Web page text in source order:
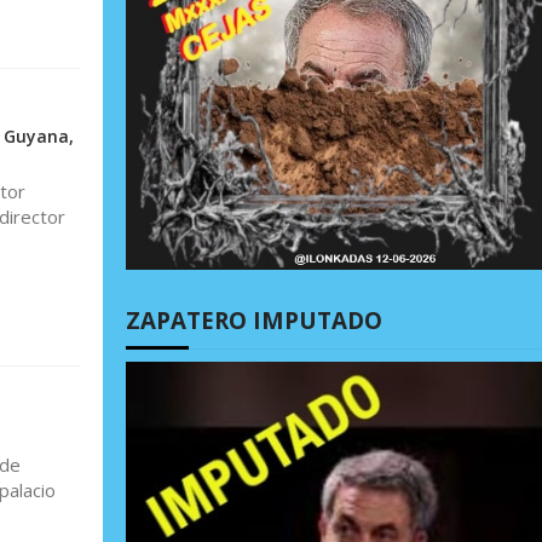
ZAPATERO IMPUTADO